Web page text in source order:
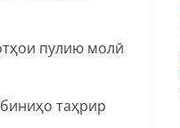
пулию молӣ
таҳрир